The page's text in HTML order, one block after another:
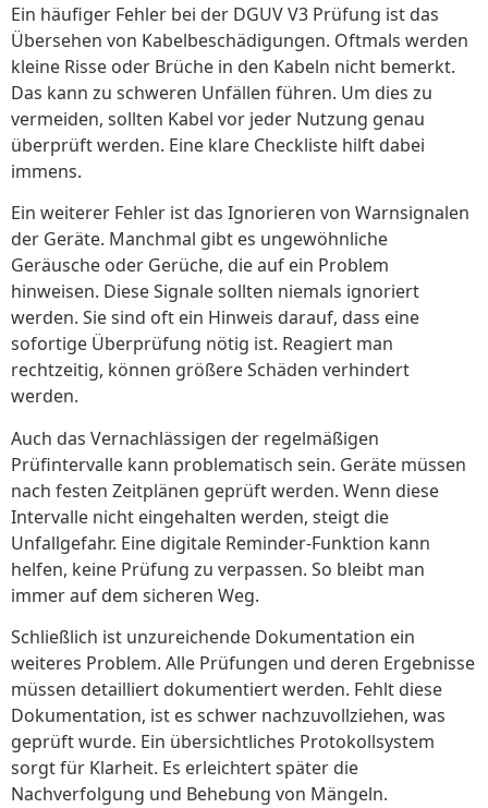
Ein häufiger Fehler bei der DGUV V3 Prüfung ist das
Übersehen von Kabelbeschädigungen. Oftmals werden
kleine Risse oder Brüche in den Kabeln nicht bemerkt.
Das kann zu schweren Unfällen führen. Um dies zu
vermeiden, sollten Kabel vor jeder Nutzung genau
überprüft werden. Eine klare Checkliste hilft dabei
immens.
Ein weiterer Fehler ist das Ignorieren von Warnsignalen
der Geräte. Manchmal gibt es ungewöhnliche
Geräusche oder Gerüche, die auf ein Problem
hinweisen. Diese Signale sollten niemals ignoriert
werden. Sie sind oft ein Hinweis darauf, dass eine
sofortige Überprüfung nötig ist. Reagiert man
rechtzeitig, können größere Schäden verhindert
werden.
Auch das Vernachlässigen der regelmäßigen
Prüfintervalle kann problematisch sein. Geräte müssen
nach festen Zeitplänen geprüft werden. Wenn diese
Intervalle nicht eingehalten werden, steigt die
Unfallgefahr. Eine digitale Reminder-Funktion kann
helfen, keine Prüfung zu verpassen. So bleibt man
immer auf dem sicheren Weg.
Schließlich ist unzureichende Dokumentation ein
weiteres Problem. Alle Prüfungen und deren Ergebnisse
müssen detailliert dokumentiert werden. Fehlt diese
Dokumentation, ist es schwer nachzuvollziehen, was
geprüft wurde. Ein übersichtliches Protokollsystem
sorgt für Klarheit. Es erleichtert später die
Nachverfolgung und Behebung von Mängeln.